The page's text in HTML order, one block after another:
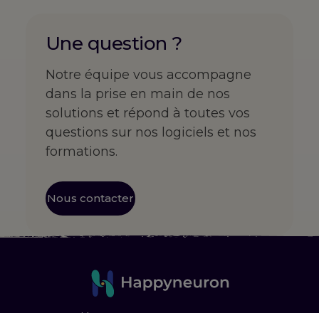
Une question ?
Notre équipe vous accompagne
dans la prise en main de nos
solutions et répond à toutes vos
questions sur nos logiciels et nos
formations.
Nous contacter